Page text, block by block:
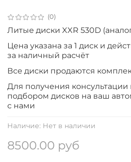
(0)
Наличие: Нет в наличии
8500.00 руб
Литые диски XXR 530D
Цена указана за 1 диск и
за наличный расчёт
Все диски продаютcя
Для получения
подбором дисков на ваш
с нами